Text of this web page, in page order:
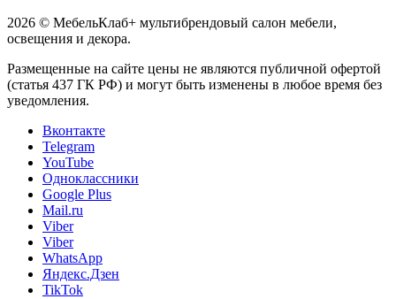
2026 © МебельКлаб+ мультибрендовый салон мебели,
освещения и декора.
Размещенные на сайте цены не являются публичной офертой
(статья 437 ГК РФ) и могут быть изменены в любое время без
уведомления.
Вконтакте
Telegram
YouTube
Одноклассники
Google Plus
Mail.ru
Viber
Viber
WhatsApp
Яндекс.Дзен
TikTok